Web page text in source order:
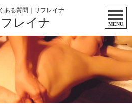
ある質問｜リフレイナ
レイナ MENU